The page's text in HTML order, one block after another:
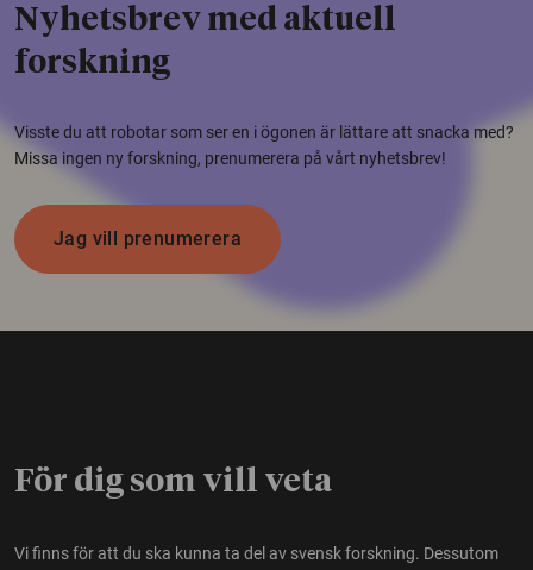
Nyhetsbrev med aktuell
forskning
Visste du att robotar som ser en i ögonen är lättare att snacka med?
Missa ingen ny forskning, prenumerera på vårt nyhetsbrev!
Jag vill prenumerera
För dig som vill veta
Vi finns för att du ska kunna ta del av svensk forskning. Dessutom